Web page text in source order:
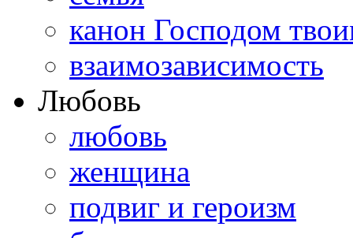
канон Господом
взаимозависимость
Любовь
любовь
женщина
подвиг и героизм